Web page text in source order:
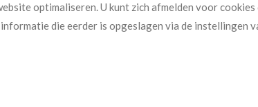
optimaliseren. U kunt zich afmelden voor
die eerder is opgeslagen via de instellingen